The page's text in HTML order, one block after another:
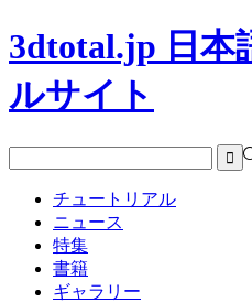
3dtotal.jp 日本
ルサイト
チュートリアル
ニュース
特集
書籍
ギャラリー